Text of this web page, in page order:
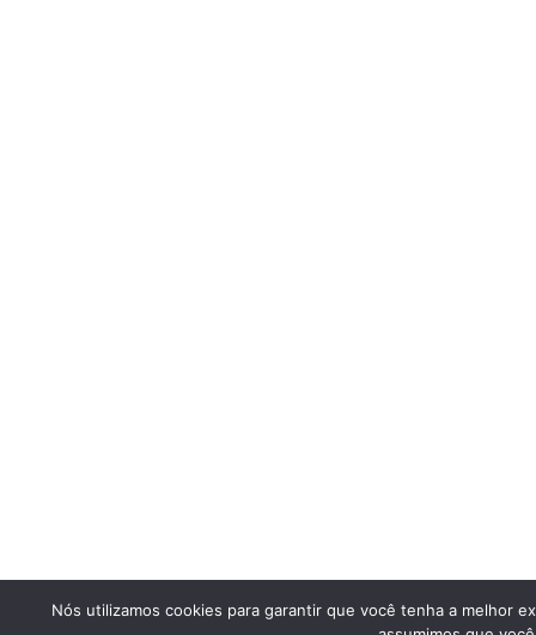
Nós utilizamos cookies para garantir que você tenha a melhor